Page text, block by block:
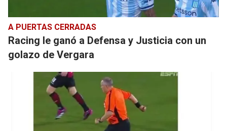
A PUERTAS CERRADAS
Racing le ganó a Defensa y Justicia con un
golazo de Vergara